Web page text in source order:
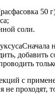
50
соли.
Сначала
с
проходят,